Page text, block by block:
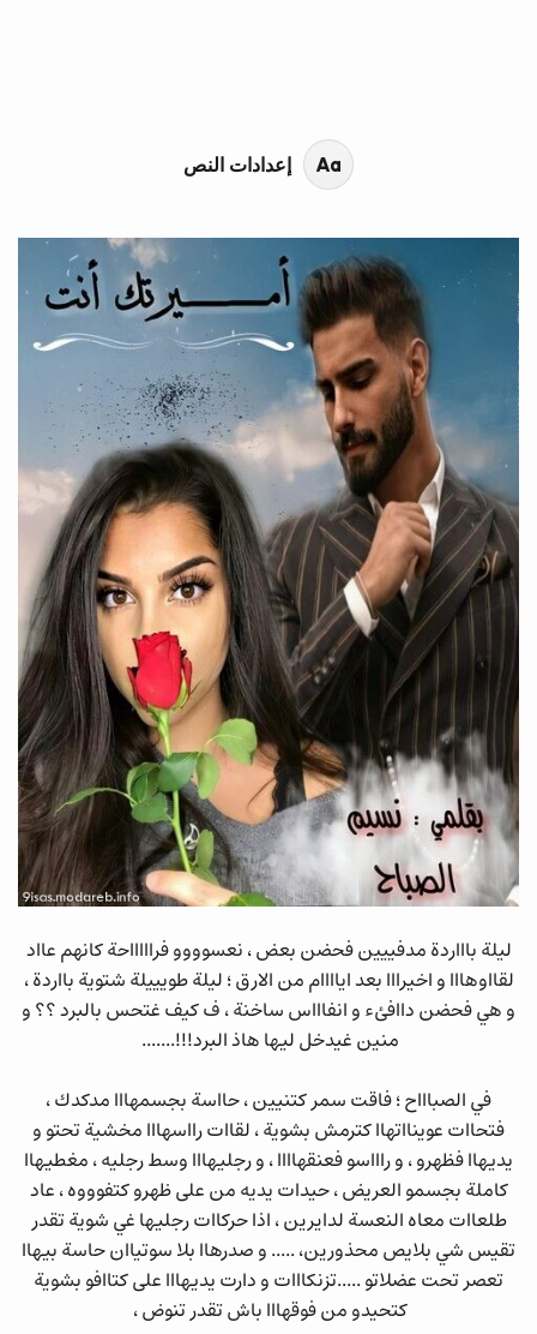
ليلة باااردة مدفييين فحضن بعض ، نعسوووو فراااااحة كانهم عااد
لقااوهااا و اخيرااا بعد اياااام من الارق ؛ ليلة طويييلة شتوية بااردة ،
و هي فحضن داافئء و انفاااس ساخنة ، ف كيف غتحس بالبرد ؟؟ و
منين غيدخل ليها هاذ البرد!!!.......
في الصباااح ؛ فاقت سمر كتنيين ، حااسة بجسمهااا مدكدك ،
فتحاات عوينااتهاا كترمش بشوية ، لقاات رااسهااا مخشية تحتو و
يديهاا فظهرو ، و راااسو فعنقهاااا ، و رجليهااا وسط رجليه ، مغطيهاا
كاملة بجسمو العريض ، حيدات يديه من على ظهرو كتفوووه ، عاد
طلعاات معاه النعسة لدايرين ، اذا حركاات رجليها غي شوية تقدر
تقيس شي بلايص محذورين، ..... و صدرهاا بلا سوتياان حاسة بيهاا
تعصر تحت عضلاتو .....تزنكااات و دارت يديهااا على كتاافو بشوية
كتحيدو من فوقهااا باش تقدر تنوض ،